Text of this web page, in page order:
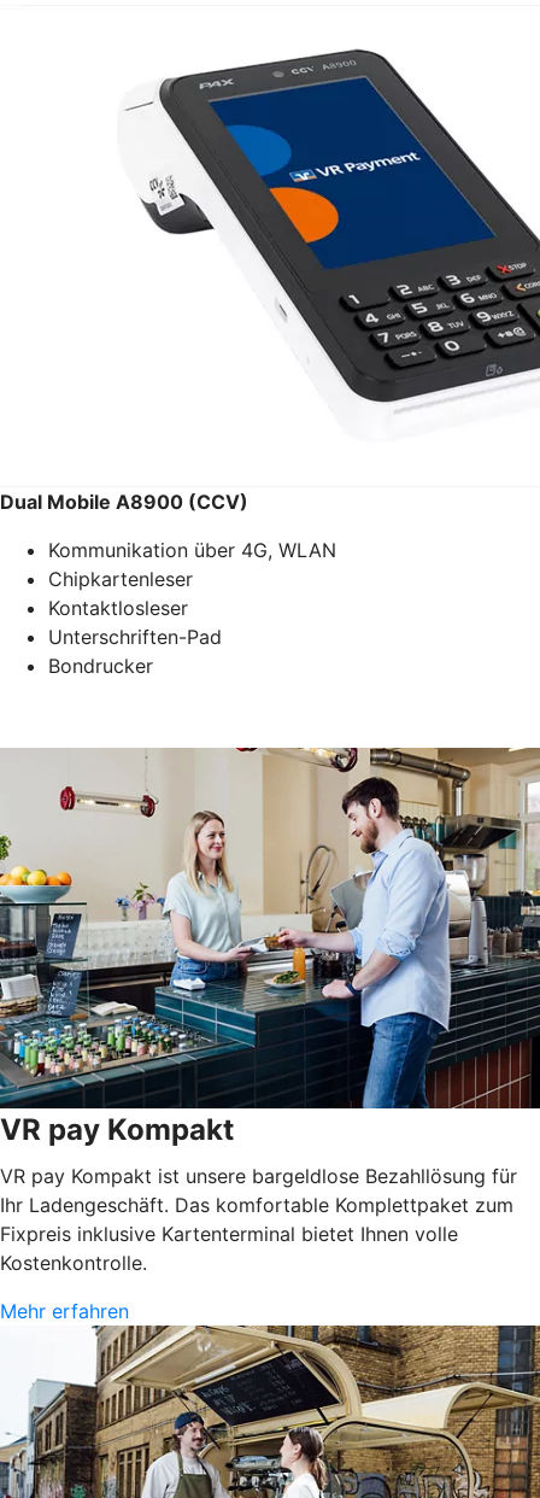
Dual Mobile A8900 (CCV)
Kommunikation über 4G, WLAN
Chipkartenleser
Kontaktlosleser
Unterschriften-Pad
Bondrucker
VR pay Kompakt
VR pay Kompakt ist unsere bargeldlose Bezahllösung für
Ihr Ladengeschäft. Das komfortable Komplettpaket zum
Fixpreis inklusive Kartenterminal bietet Ihnen volle
Kostenkontrolle.
Mehr erfahren